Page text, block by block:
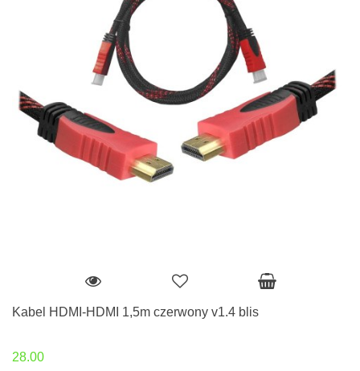
Kabel HDMI-HDMI 1,5m czerwony v1.4 blis
28.00